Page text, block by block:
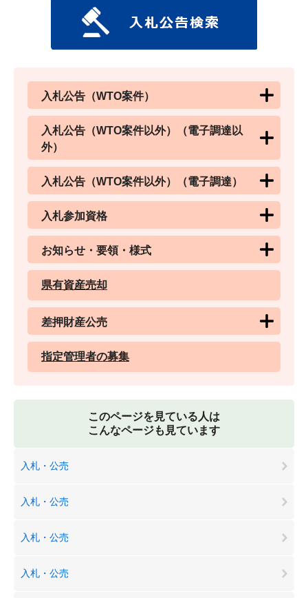
入札公告（WTO案件）
入札公告（WTO案件以外）（電子調達以
外）
入札公告（WTO案件以外）（電子調達）
入札参加資格
お知らせ・要領・様式
県有資産売却
差押財産公売
指定管理者の募集
このページを見ている人は
こんなページも見ています
入札・公売
入札・公売
入札・公売
入札・公売